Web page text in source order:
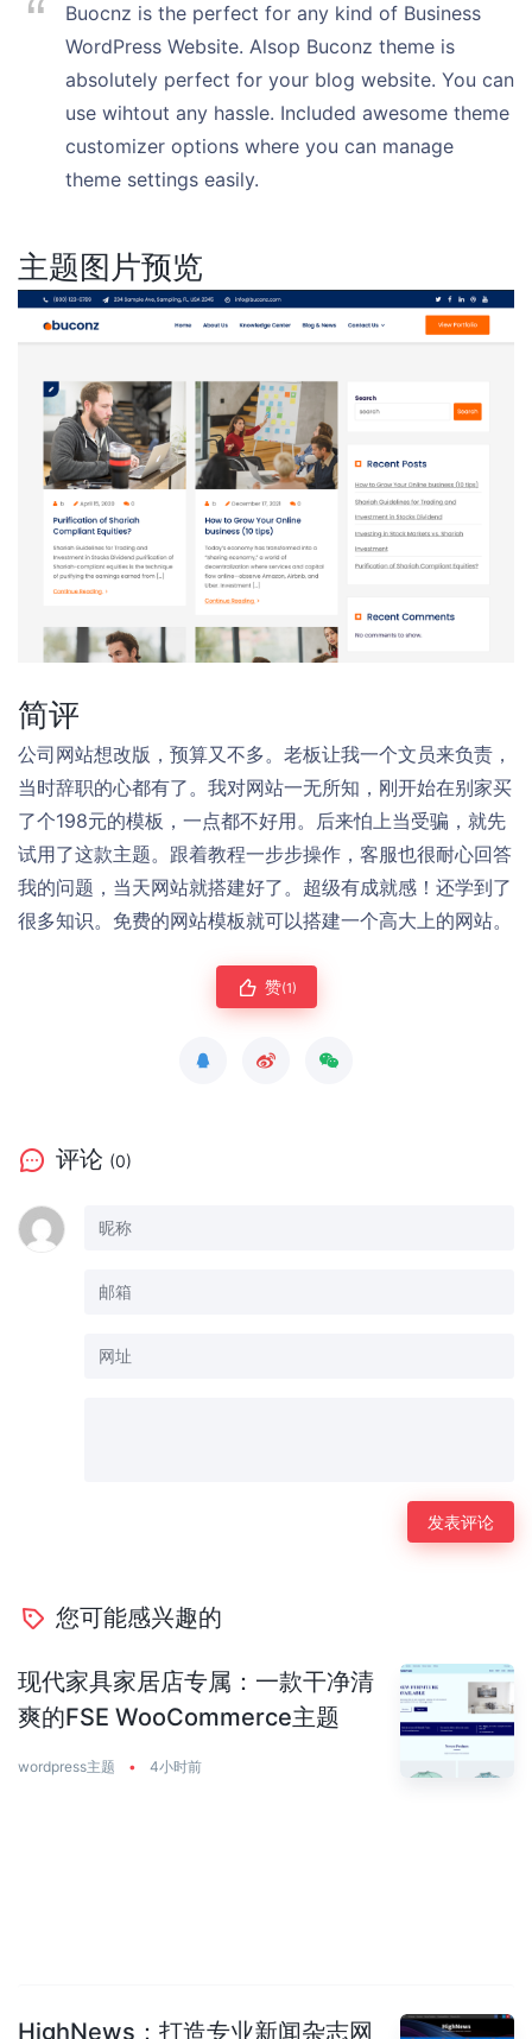
Buocnz is the perfect for any kind of Business
WordPress Website. Alsop Buconz theme is
absolutely perfect for your blog website. You can
use wihtout any hassle. Included awesome theme
customizer options where you can manage
theme settings easily.
主题图片预览
简评
公司网站想改版，预算又不多。老板让我一个文员来负责，
当时辞职的心都有了。我对网站一无所知，刚开始在别家买
了个198元的模板，一点都不好用。后来怕上当受骗，就先
试用了这款主题。跟着教程一步步操作，客服也很耐心回答
我的问题，当天网站就搭建好了。超级有成就感！还学到了
很多知识。免费的网站模板就可以搭建一个高大上的网站。
赞(1)
评论 (0)
您可能感兴趣的
现代家具家居店专属：一款干净清
爽的FSE WooCommerce主题
wordpress主题 • 4小时前
HighNews：打造专业新闻杂志网